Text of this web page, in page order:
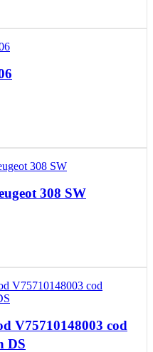
308 SW
V75710148003 cod
DS